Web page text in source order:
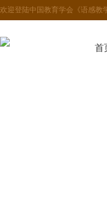
欢迎登陆中国教育学会《语感教
首